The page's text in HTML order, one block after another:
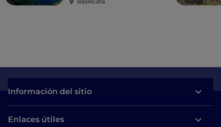
Información del sitio
Enlaces útiles